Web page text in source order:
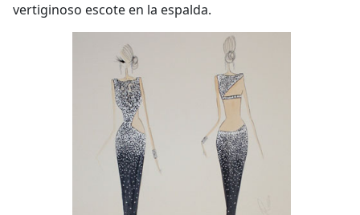
vertiginoso escote en la espalda.